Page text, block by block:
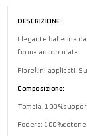
DESCRIZIONE:
Elegante ballerina
forma arrotondata
Fiorellini applicati.
Composizione:
Tomaia:
Fodera: 100%cotone